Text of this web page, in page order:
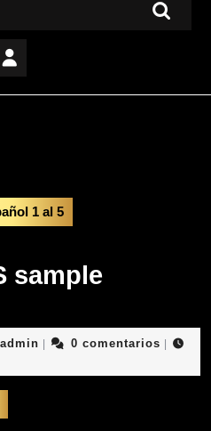
1 al 5
sample
admin admin
| 0 comentarios |